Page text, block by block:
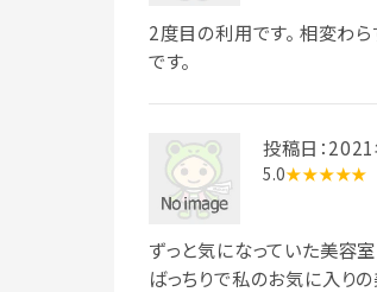
2度目の利用です。 相変わ
です。
投稿日：
5.0★★★★★
ずっと気になっていた美容
ばっちりで私のお気に入りの